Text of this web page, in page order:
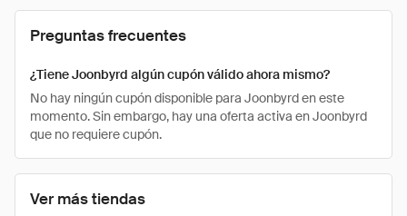
Ver más tiendas
Preguntas frecuentes
¿Tiene Joonbyrd algún cupón válido ahora mismo?
No hay ningún cupón disponible para Joonbyrd en este
momento. Sin embargo, hay una oferta activa en Joonbyrd
que no requiere cupón.